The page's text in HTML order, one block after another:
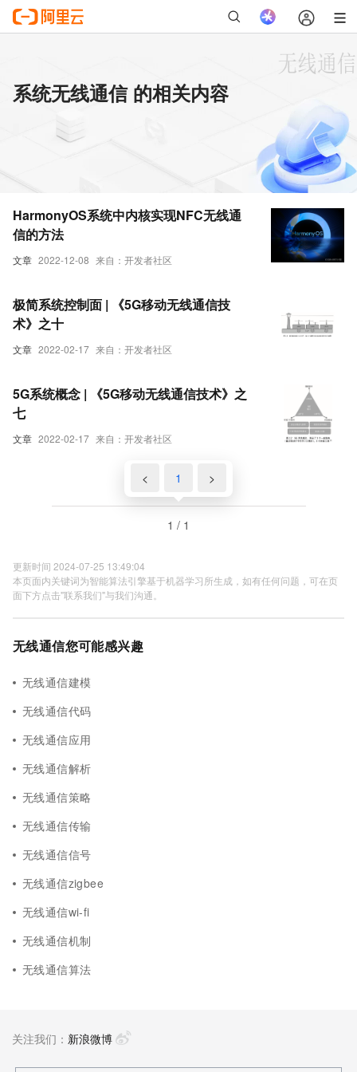
系统无线通信 的相关内容
文章 2022-12-08 来自：开发者社区
HarmonyOS系统中内核实现NFC无线通
信的方法
文章 2022-02-17 来自：开发者社区
极简系统控制面 | 《5G移动无线通信技
术》之十
文章 2022-02-17 来自：开发者社区
5G系统概念 | 《5G移动无线通信技术》之
七
< 1 >
1 / 1
更新时间 2024-07-25 13:49:04
本页面内关键词为智能算法引擎基于机器学习所生成，如有任何问题，可在页
面下方点击"联系我们"与我们沟通。
无线通信您可能感兴趣
无线通信建模
无线通信代码
无线通信应用
无线通信解析
无线通信策略
无线通信传输
无线通信信号
无线通信zigbee
无线通信wi-fi
无线通信机制
无线通信算法
关注我们： 新浪微博